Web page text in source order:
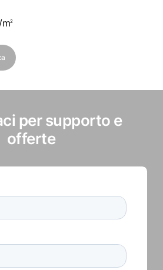
m2
per supporto e
offerte